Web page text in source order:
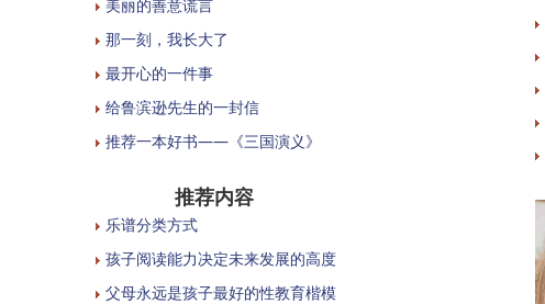
美丽的善意谎言
那一刻，我长大了
最开心的一件事
给鲁滨逊先生的一封信
推荐一本好书——《三国演义》
推荐内容
乐谱分类方式
孩子阅读能力决定未来发展的高度
父母永远是孩子最好的性教育楷模